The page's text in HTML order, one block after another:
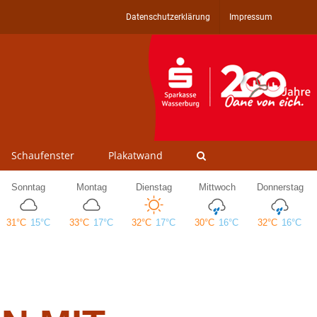
Datenschutzerklärung Impressum
Schaufenster Plakatwand